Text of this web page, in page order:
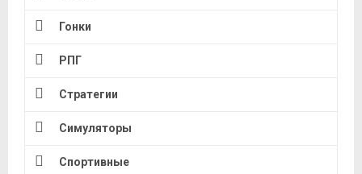
Гонки
РПГ
Стратегии
Симуляторы
Спортивные